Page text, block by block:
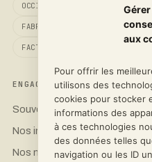
Gérer
aux
Pour offrir les
utilisons des
cookies pour stocker
informations des
à ces technologies
des données telles
navigation ou les ID
OCCITANIE
FABRIQUÉ EN FRANCE
FACTURATION CHORUS PRO
ENGAGEMENT
Souveraineté 3D
Nos imprimantes
Nos matériaux